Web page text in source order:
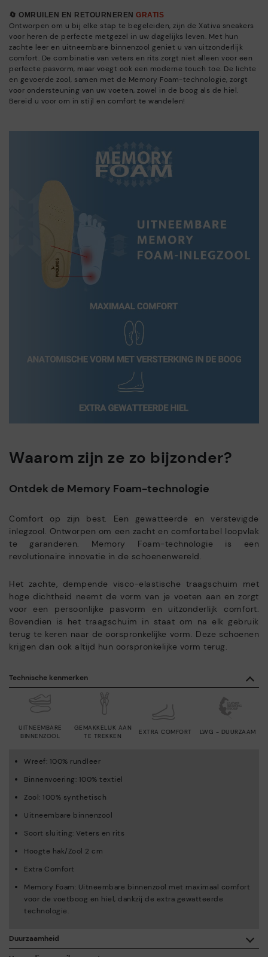
🔄 OMRUILEN EN RETOURNEREN GRATIS
Ontworpen om u bij elke stap te begeleiden, zijn de Xativa sneakers
voor heren de perfecte metgezel in uw dagelijks leven. Met hun
zachte leer en uitneembare binnenzool geniet u van uitzonderlijk
comfort. De combinatie van veters en rits zorgt niet alleen voor een
perfecte pasvorm, maar voegt ook een moderne touch toe. De lichte
en gevoerde zool, samen met de Memory Foam-technologie, zorgt
voor ondersteuning van uw voeten, zowel in de boog als de hiel.
Bereid u voor om in stijl en comfort te wandelen!
Waarom zijn ze zo bijzonder?
Ontdek de Memory Foam-technologie
Comfort op zijn best. Een gewatteerde en verstevigde
inlegzool. Ontworpen om een zacht en comfortabel loopvlak
te garanderen. Memory Foam-technologie is een
revolutionaire innovatie in de schoenenwereld.
Het zachte, dempende visco-elastische traagschuim met
hoge dichtheid neemt de vorm van je voeten aan en zorgt
voor een persoonlijke pasvorm en uitzonderlijk comfort.
Bovendien is het traagschuim in staat om na elk gebruik
terug te keren naar de oorspronkelijke vorm. Deze schoenen
krijgen dan ook altijd hun oorspronkelijke vorm terug.
Technische kenmerken
UITNEEMBARE
BINNENZOOL
GEMAKKELIJK AAN
TE TREKKEN
EXTRA COMFORT LWG - DUURZAAM
Wreef: 100% rundleer
Binnenvoering: 100% textiel
Zool: 100% synthetisch
Uitneembare binnenzool
Soort sluiting: Veters en rits
Hoogte hak/Zool 2 cm
Extra Comfort
Memory Foam: Uitneembare binnenzool met maximaal comfort
voor de voetboog en hiel, dankzij de extra gewatteerde
technologie.
Duurzaamheid
Dankzij de aankoop van dit product, steun je de